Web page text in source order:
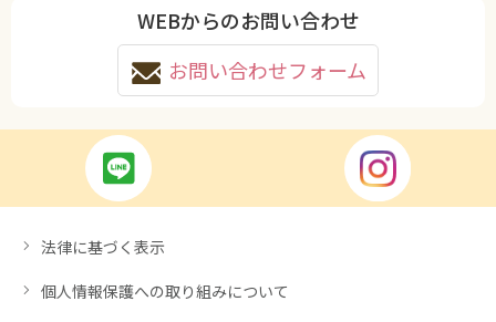
WEBからのお問い合わせ
お問い合わせフォーム
法律に基づく表示
個人情報保護への取り組みについて